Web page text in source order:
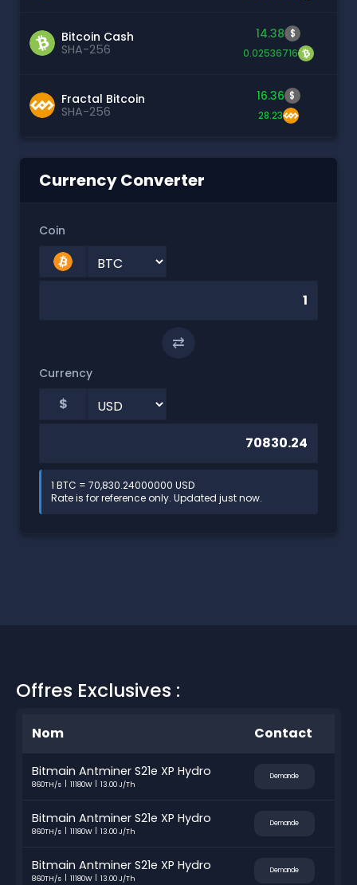
Bitcoin Cash
SHA-256
14.38 $
0.02536716
Fractal Bitcoin
SHA-256
16.36 $
28.23
Currency Converter
Coin
⇄
Currency
$
1 BTC = 70,830.24000000 USD
Rate is for reference only. Updated just now.
Offres Exclusives :
Nom Contact
Bitmain Antminer S21e XP Hydro
860TH/s 11180W 13.00 J/Th
Demande
Bitmain Antminer S21e XP Hydro
860TH/s 11180W 13.00 J/Th
Demande
Bitmain Antminer S21e XP Hydro
860TH/s 11180W 13.00 J/Th
Demande